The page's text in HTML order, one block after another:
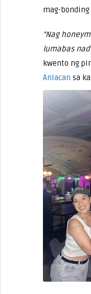
mag-
“Nag
lumabas
kwento ng
Anlacan sa